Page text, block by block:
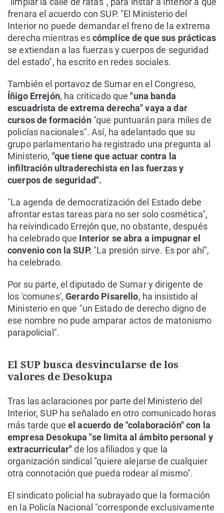
frenara el acuerdo con SUP. "El Ministerio del
Interior no puede demandar el freno de la extrema
derecha mientras escómplice de que sus prácticas
se extiendan a las fuerzas y cuerpos de seguridad
del estado", ha escrito en redes sociales.
También el portavoz de Sumar en el Congreso,
Íñigo Errejón, ha criticado que "una banda
escuadrista de extrema derecha" vaya a dar
cursos de formación "que puntuarán para miles de
policías nacionales". Así, ha adelantado que su
grupo parlamentario ha registrado una pregunta al
Ministerio, "que tiene que actuar contra la
infiltración ultraderechista en las fuerzas y
cuerpos de seguridad".
"La agenda de democratización del Estado debe
afrontar estas tareas para no ser solo cosmética",
ha reivindicado Errejón que, no obstante, después
ha celebrado que Interior se abra a impugnar el
convenio con la SUP. "La presión sirve. Es por ahí",
ha celebrado.
Por su parte, el diputado de Sumar y dirigente de
los 'comunes',Gerardo Pisarello, ha insistido al
Ministerio en que "un Estado de derecho digno de
ese nombre no pude amparar actos de matonismo
parapolicial".
El SUP busca desvincularse de los
valores de Desokupa
Tras las aclaraciones por parte del Ministerio del
Interior, SUP ha señalado en otro comunicado horas
más tarde que el acuerdo de "colaboración" con la
empresa Desokupa "se limita al ámbito personal y
extracurricular"de los afiliados y que la
organización sindical "quiere alejarse de cualquier
otra connotación que pueda rodear al mismo".
El sindicato policial ha subrayado que la formación
en la Policía Nacional "corresponde exclusivamente